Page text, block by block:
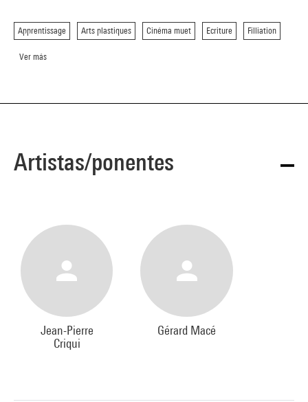
Apprentissage Arts plastiques Cinéma muet Ecriture Filliation
Ver más
Artistas/ponentes
Jean-Pierre
Criqui
Gérard Macé